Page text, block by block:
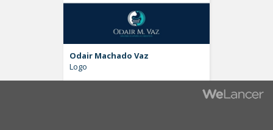
Odair Machado Vaz
Logo